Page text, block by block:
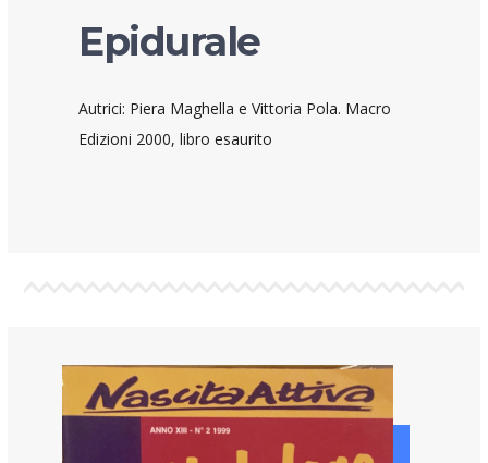
Epidurale
Autrici: Piera Maghella e Vittoria Pola. Macro
Edizioni 2000, libro esaurito